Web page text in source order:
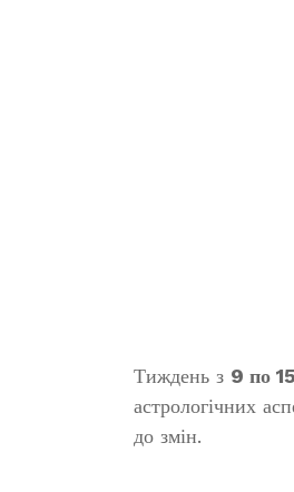
Тиждень з 9 по
астрологічних
до змін.